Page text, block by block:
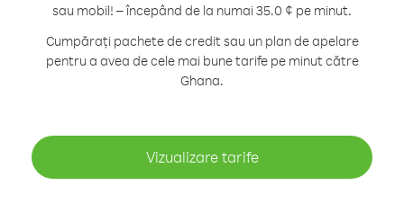
sau mobil! – începând de la numai 35.0 ¢ pe minut.
Cumpărați pachete de credit sau un plan de apelare
pentru a avea de cele mai bune tarife pe minut către
Ghana.
Vizualizare tarife